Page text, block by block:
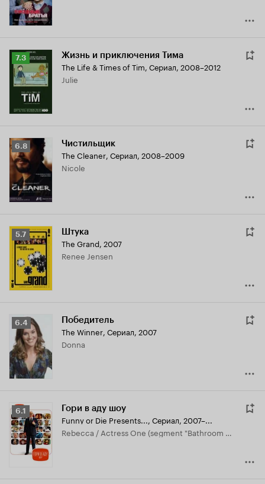
Рейтинг
Кинопоиска
7.3
7.3 Жизнь и приключения Тима
The Life & Times of Tim, Сериал, 2008–2012
Julie
Рейтинг
Кинопоиска
6.8
6.8 Чистильщик
The Cleaner, Сериал, 2008–2009
Nicole
Рейтинг
Кинопоиска
5.7
5.7 Штука
The Grand, 2007
Renee Jensen
Рейтинг
Кинопоиска
6.4
6.4 Победитель
The Winner, Сериал, 2007
Donna
Рейтинг
Кинопоиска
6.1
6.1 Гори в аду шоу
Funny or Die Presents..., Сериал, 2007–...
Rebecca / Actress One (segment "Bathroom Conversations") / Ball Girl (segment "Bathroom Conversations") / Nerdy Crew Girl (segment "Bathroom Conversations") / Silver Lake Chick One (segment "Bathroom Conversations")